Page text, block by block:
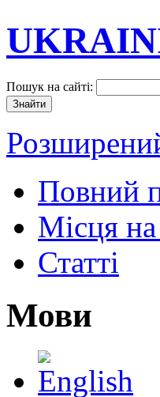
Пошук на сайті:
Повний
Місця на
Статті
Мови